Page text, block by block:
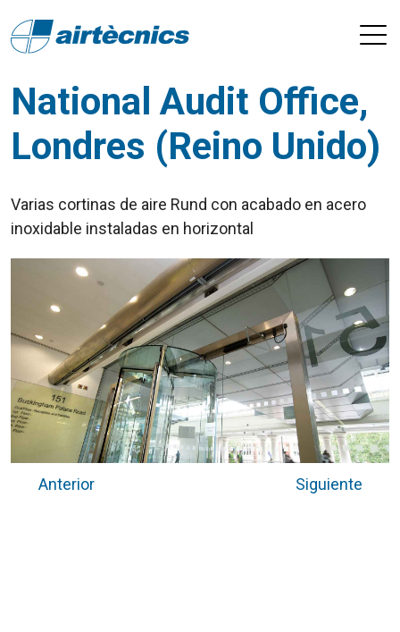
National Audit Office,
Londres (Reino Unido)
Varias cortinas de aire Rund con acabado en acero
inoxidable instaladas en horizontal
Anterior Siguiente